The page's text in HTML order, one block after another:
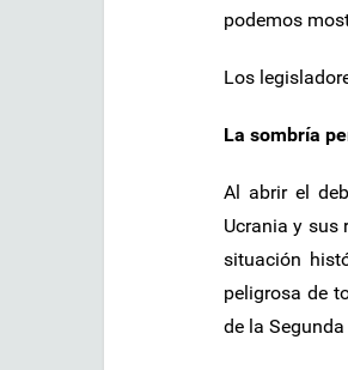
podemos
Los
La sombría
Al abrir el
Ucrania y sus
situación
peligrosa de
de la